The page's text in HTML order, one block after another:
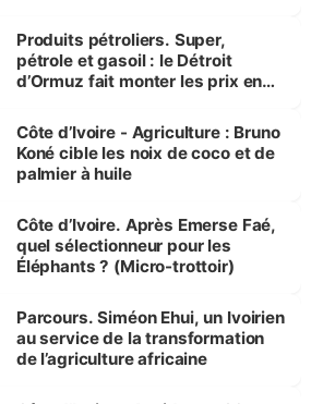
menacées
Produits pétroliers. Super,
pétrole et gasoil : le Détroit
d’Ormuz fait monter les prix en
Côte d’Ivoire - Agriculture : Bruno
Koné cible les noix de coco et de
palmier à huile
Côte d’Ivoire. Après Emerse Faé,
quel sélectionneur pour les
Éléphants ? (Micro-trottoir)
Parcours. Siméon Ehui, un Ivoirien
au service de la transformation
de l’agriculture africaine